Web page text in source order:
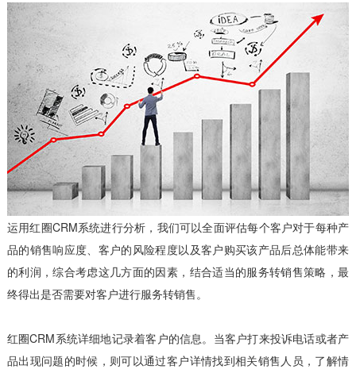
运用红圈CRM系统进行分析，我们可以全面评估每个客户对于每种产
品的销售响应度、客户的风险程度以及客户购买该产品后总体能带来
的利润，综合考虑这几方面的因素，结合适当的服务转销售策略，最
终得出是否需要对客户进行服务转销售。
红圈CRM系统详细地记录着客户的信息。当客户打来投诉电话或者产
品出现问题的时候，则可以通过客户详情找到相关销售人员，了解情